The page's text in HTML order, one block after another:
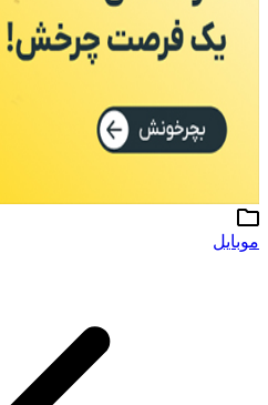
موبایل